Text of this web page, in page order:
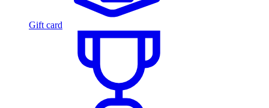
Gift card